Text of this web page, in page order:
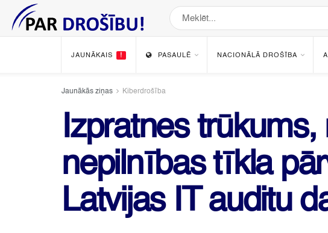
JAUNĀKAIS ! PASAULĒ NACIONĀLĀ DROŠĪBA
Jaunākās ziņas Kiberdrošība
Izpratnes
nepilnības tīkla
Latvijas IT auditu